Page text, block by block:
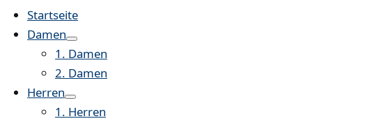
Startseite
Damen
1. Damen
2. Damen
Herren
1. Herren